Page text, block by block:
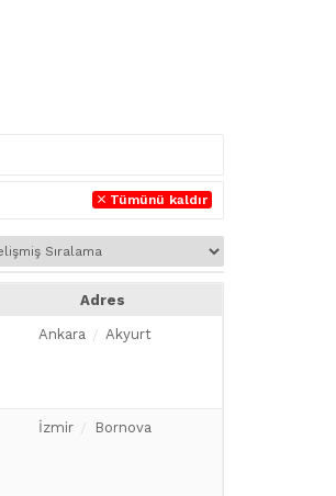
Tümünü kaldır
Adres
Ankara Akyurt
İzmir Bornova